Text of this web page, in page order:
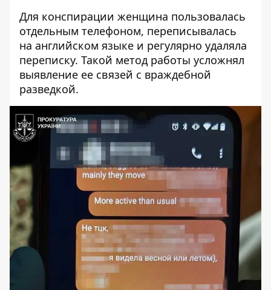
Для конспирации женщина пользовалась
отдельным телефоном, переписывалась
на английском языке и регулярно удаляла
переписку. Такой метод работы усложнял
выявление ее связей с враждебной
разведкой.